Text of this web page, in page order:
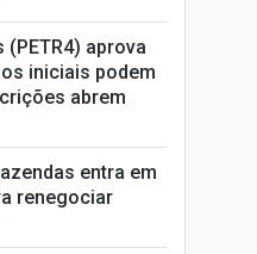
aprova
iniciais podem
abrem
entra em
renegociar